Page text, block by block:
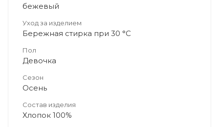
бежевый
Уход за изделием
Бережная стирка при 30 °C
Пол
Девочка
Сезон
Осень
Состав изделия
Хлопок 100%